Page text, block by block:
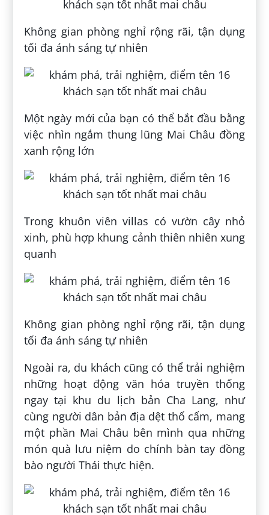
Không gian phòng nghỉ rộng rãi, tận dụng
tối đa ánh sáng tự nhiên
Một ngày mới của bạn có thể bắt đầu bằng
việc nhìn ngắm thung lũng Mai Châu đồng
xanh rộng lớn
Trong khuôn viên villas có vườn cây nhỏ
xinh, phù hợp khung cảnh thiên nhiên xung
quanh
Không gian phòng nghỉ rộng rãi, tận dụng
tối đa ánh sáng tự nhiên
Ngoài ra, du khách cũng có thể trải nghiệm
những hoạt động văn hóa truyền thống
ngay tại khu du lịch bản Cha Lang, như
cùng người dân bản địa dệt thổ cẩm, mang
một phần Mai Châu bên mình qua những
món quà lưu niệm do chính bàn tay đồng
bào người Thái thực hiện.